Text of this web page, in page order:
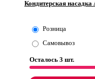
Кондитерская насадка
Розница
Самовывоз
Осталось 3 шт.